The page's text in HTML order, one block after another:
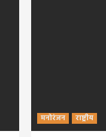
मनोरंजन राष्ट्रीय